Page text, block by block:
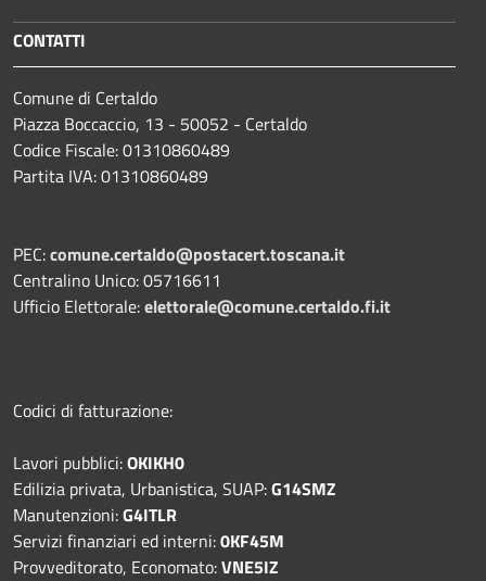
CONTATTI
Comune di Certaldo
Piazza Boccaccio, 13 - 50052 - Certaldo
Codice Fiscale: 01310860489
Partita IVA: 01310860489
PEC:comune.certaldo@postacert.toscana.it
Centralino Unico: 05716611
Ufficio Elettorale:elettorale@comune.certaldo.fi.it
Codici di fatturazione:
Lavori pubblici:OKIKH0
Edilizia privata, Urbanistica, SUAP:G14SMZ
Manutenzioni:G4ITLR
Servizi finanziari ed interni:0KF45M
Provveditorato, Economato:VNE5IZ